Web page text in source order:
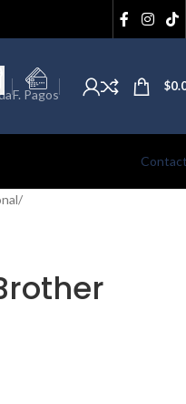
F. Pagos
$
/